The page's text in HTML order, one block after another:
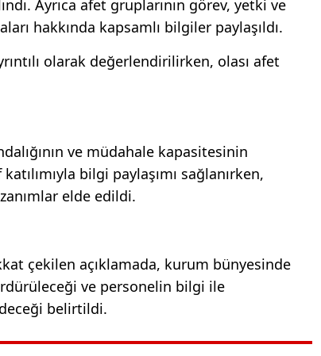
Ayrıca afet gruplarının görev, yetki ve
hakkında kapsamlı bilgiler paylaşıldı.
olarak değerlendirilirken, olası afet
ve müdahale kapasitesinin
bilgi paylaşımı sağlanırken,
elde edildi.
çekilen açıklamada, kurum bünyesinde
ve personelin bilgi ile
belirtildi.